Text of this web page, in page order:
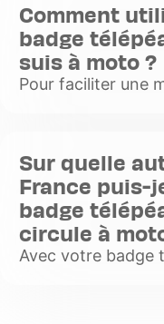
ensuit
Voir
plus
Comment
badge
suis à moto ?
Pour faciliter une
Voir
plus
Sur quelle
France puis-
badge
circule à
Avec votre badge